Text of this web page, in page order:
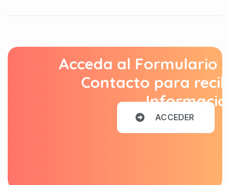
Acceda al Formulario
Contacto para
ACCEDER